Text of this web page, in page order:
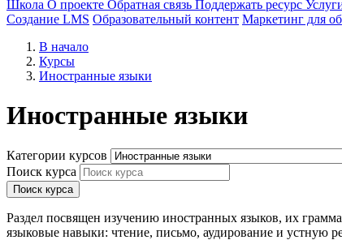
Школа О проекте Обратная связь Поддержать ресурс
Создание LMS Образовательный контент Маркетинг для
В начало
Курсы
Иностранные языки
Иностранные языки
Категории курсов
Поиск курса
Поиск курса
Раздел посвящен изучению иностранных языков, их
языковые навыки: чтение, письмо, аудирование и устную